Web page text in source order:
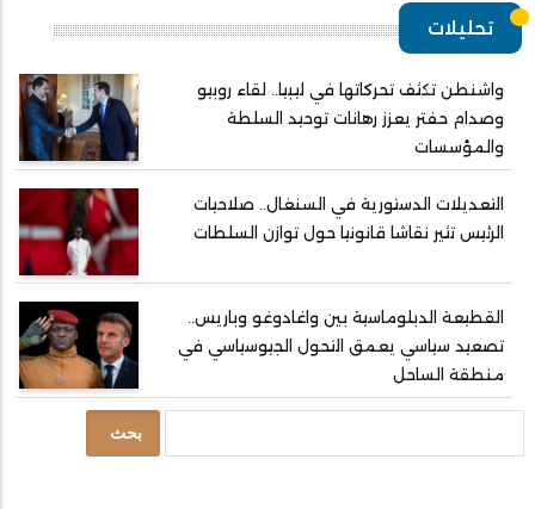
تحليلات
واشنطن تكثف تحركاتها في ليبيا.. لقاء روبيو
وصدام حفتر يعزز رهانات توحيد السلطة
والمؤسسات
التعديلات الدستورية في السنغال.. صلاحيات
الرئيس تثير نقاشا قانونيا حول توازن السلطات
القطيعة الدبلوماسية بين واغادوغو وباريس..
تصعيد سياسي يعمق التحول الجيوسياسي في
منطقة الساحل